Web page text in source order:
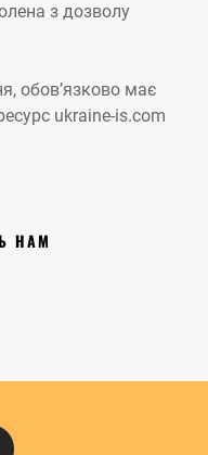
з дозволу
обов’язково має
ukraine-is.com
НАМ